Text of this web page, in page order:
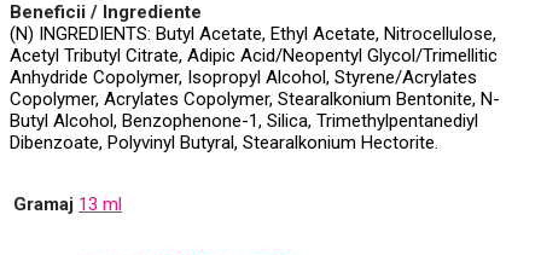
Beneficii / Ingrediente
(N) INGREDIENTS: Butyl Acetate, Ethyl Acetate, Nitrocellulose,
Acetyl Tributyl Citrate, Adipic Acid/Neopentyl Glycol/Trimellitic
Anhydride Copolymer, Isopropyl Alcohol, Styrene/Acrylates
Copolymer, Acrylates Copolymer, Stearalkonium Bentonite, N-
Butyl Alcohol, Benzophenone-1, Silica, Trimethylpentanediyl
Dibenzoate, Polyvinyl Butyral, Stearalkonium Hectorite.
Gramaj 13 ml